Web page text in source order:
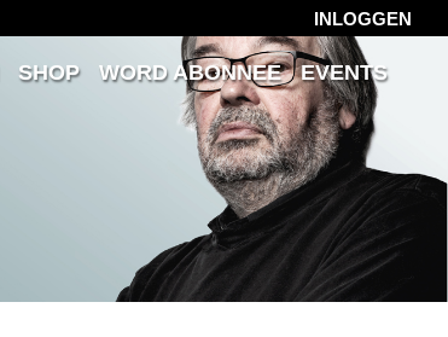
INLOGGEN
SHOP WORD ABONNEE
EVENTS